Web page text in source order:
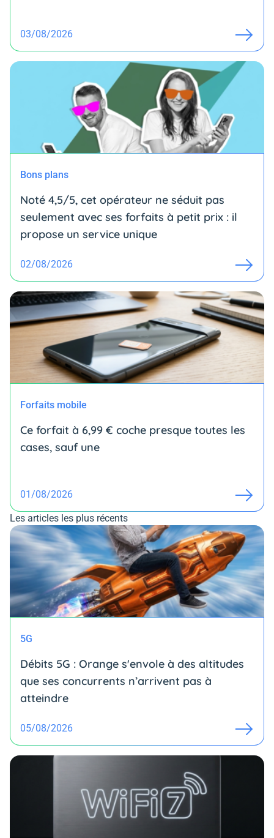
03/08/2026
Bons plans
Noté 4,5/5, cet opérateur ne séduit pas
seulement avec ses forfaits à petit prix : il
propose un service unique
02/08/2026
Forfaits mobile
Ce forfait à 6,99 € coche presque toutes les
cases, sauf une
01/08/2026
Les articles les plus récents
5G
Débits 5G : Orange s'envole à des altitudes
que ses concurrents n’arrivent pas à
atteindre
05/08/2026